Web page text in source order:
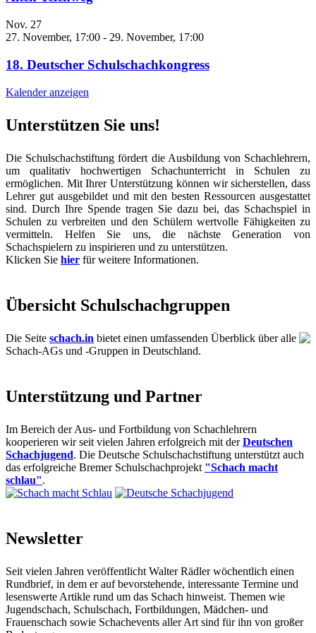
Nov. 27
27. November, 17:00 - 29. November, 17:00
18. Deutscher Schulschachkongress
Kalender anzeigen
Unterstützen Sie uns!
Die Schulschachstiftung fördert die Ausbildung von Schachlehrern,
um qualitativ hochwertigen Schachunterricht in Schulen zu
ermöglichen. Mit Ihrer Unterstützung können wir sicherstellen, dass
Lehrer gut ausgebildet und mit den besten Ressourcen ausgestattet
sind. Durch Ihre Spende tragen Sie dazu bei, das Schachspiel in
Schulen zu verbreiten und den Schülern wertvolle Fähigkeiten zu
vermitteln. Helfen Sie uns, die nächste Generation von
Schachspielern zu inspirieren und zu unterstützen.
Klicken Sie hier für weitere Informationen.
Übersicht Schulschachgruppen
Die Seite schach.in bietet einen umfassenden Überblick über alle
Schach-AGs und -Gruppen in Deutschland.
Unterstützung und Partner
Im Bereich der Aus- und Fortbildung von Schachlehrern
kooperieren wir seit vielen Jahren erfolgreich mit derDeutschen
Schachjugend. Die Deutsche Schulschachstiftung unterstützt auch
das erfolgreiche Bremer Schulschachprojekt "Schach macht
schlau".
Newsletter
Seit vielen Jahren veröffentlicht Walter Rädler wöchentlich einen
Rundbrief, in dem er auf bevorstehende, interessante Termine und
lesenswerte Artikle rund um das Schach hinweist. Themen wie
Jugendschach, Schulschach, Fortbildungen, Mädchen- und
Frauenschach sowie Schachevents aller Art sind für ihn von großer